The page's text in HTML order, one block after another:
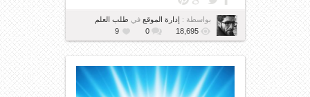
بواسطة : إدارة الموقعفي طلب العلم
18,695
0
9